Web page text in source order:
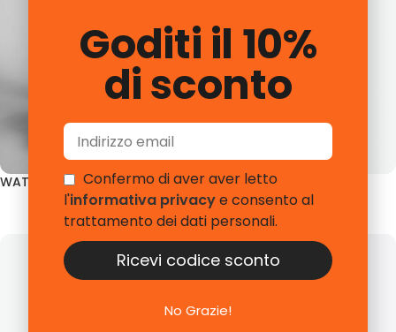
WAT Camminate
72.13IVA Esclusa
WAT Polpacci – COPPIA
€81.77
Goditi il 10%
di sconto
Confermo di aver aver letto
l'informativa privacye consento al
trattamento dei dati personali.
Ricevi codice sconto
No Grazie!